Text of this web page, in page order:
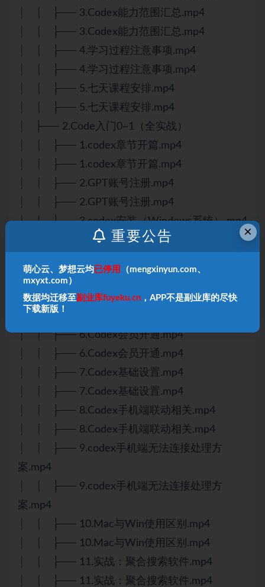
│ │ ├── 3.Codex能力范围汇总.mp4
│ │ ├── 3.Codex能力范围汇总.mp4
│ │ ├── 4.学习过程注意事项.mp4
│ │ ├── 4.学习过程注意事项.mp4
│ │ ├── 5.七天课程安排.mp4
│ │ ├── 5.七天课程安排.mp4
│ ├── 2.Code入门0~1（全实战）
│ │ ├── 1.codex章节开篇.mp4
│ │ ├── 1.codex章节开篇.mp4
│ │ ├── 2.GPT账号注册.mp4
│ │ ├── 2.GPT账号注册.mp4
│ │ ├── 3.codex安装（Windows系统）.mp4
│ │ ├── 3.codex安装（Windows系统）.mp4
│ │ ├── 4.Codex安装（Mac系统）.mp4
│ │ ├── 5.如何过号码验证.mp4
│ │ ├── 5.如何过号码验证.mp4
│ │ ├── 6.Codex会员开通.mp4
│ │ ├── 6.Codex会员开通.mp4
│ │ ├── 7.Codex基础设置.mp4
│ │ ├── 7.Codex基础设置.mp4
│ │ ├── 8.Codex手机端联动相关.mp4
│ │ ├── 8.Codex手机端联动相关.mp4
│ │ ├── 9.codex手机端无法连接处理方
案.mp4
│ │ ├── 9.codex手机端无法连接处理方
案.mp4
│ │ ├── 10.Mac与Win使用区别.mp4
│ │ ├── 10.Mac与Win使用区别.mp4
│ │ ├── 11.实战：聚合搜索软件.mp4
│ │ ├── 11.实战：聚合搜索软件.mp4
×
重要公告
萌心云、梦想云均 已停用
（mengxinyun.com、
mxyxt.com）
数据均迁移至副业库fuyeku.cn ，APP不是副业库的尽快
下载新版！